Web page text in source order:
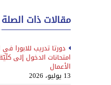
مقالات ذات الصلة
دورتا تدريب للابورا
امتحانات الدخول إلى
الأعمال
13 يوليو، 2026